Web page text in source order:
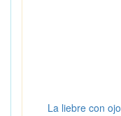
La liebre con